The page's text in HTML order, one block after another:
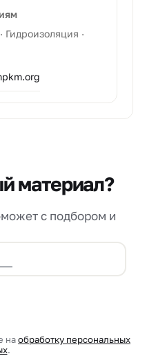
Гидроизоляция ·
материал?
с подбором и
наобработку персональных
.